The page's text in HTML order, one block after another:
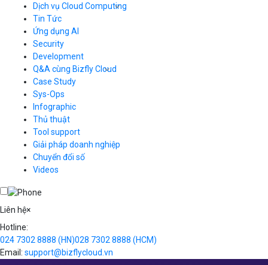
Dịch vụ Cloud Computing
Cloud Server
CDN
Load Balancer
Auto Scaling
Container Registry
Kubernetes
Cloud Database
Call Center
Business Email
Simple Storage
VOD
VPN
Traffic Manager
Cloud VPS
Videos
Tin Tức
Ứng dụng AI
Security
Development
Q&A cùng Bizfly Cloud
Q&A về Bizfly Cloud Server
Thao tác kết nối tới server
Videos
Q&A về Bizfly Business Email
Videos
Case Study
Sys-Ops
Infographic
Thủ thuật
Tool support
Giải pháp doanh nghiệp
Chuyển đổi số
Videos
Liên hệ×
Hotline:
024 7302 8888 (HN)028 7302 8888 (HCM)
Email: support@bizflycloud.vn